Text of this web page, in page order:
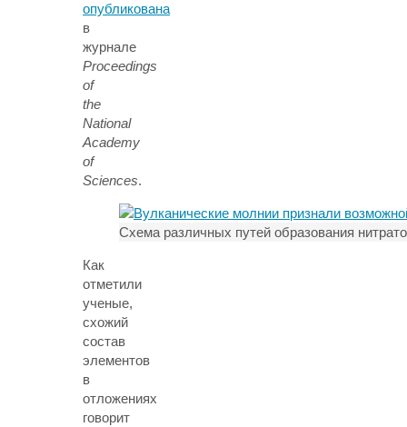
опубликована
в
журнале
Proceedings
of
the
National
Academy
of
Sciences.
Схема различных путей образования
Как
отметили
ученые,
схожий
состав
элементов
в
отложениях
говорит